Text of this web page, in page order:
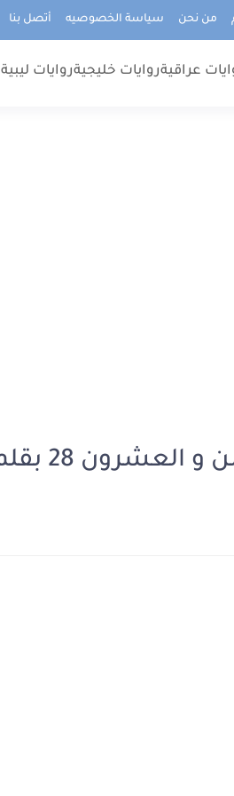
من نحن سياسة الخصوصيه أتصل بنا
عراقيةروايات خليجيةروايات ليبية
28 بقلم ليل ادم